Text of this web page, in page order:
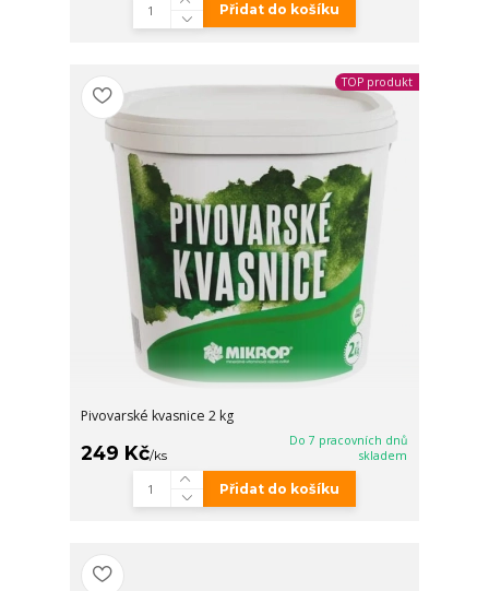
Přidat do košíku
TOP produkt
Pivovarské kvasnice 2 kg
249 Kč/ks
Do 7 pracovních dnů
skladem
Přidat do košíku